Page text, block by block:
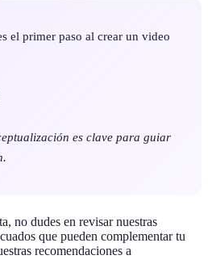
el primer paso al crear un video
es clave para guiar
no dudes en revisar nuestras
que pueden complementar tu
recomendaciones a